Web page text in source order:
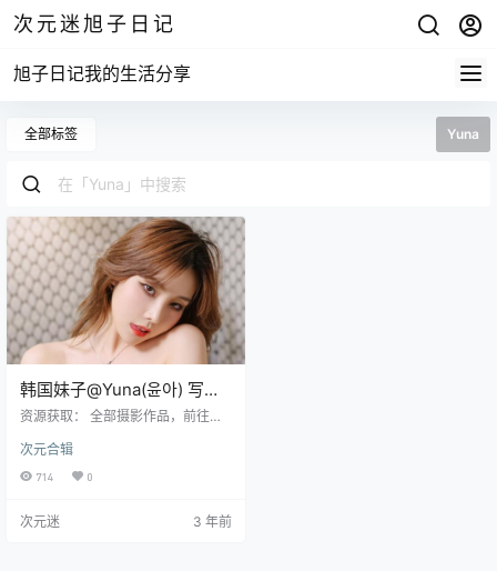
次元迷旭子日记
旭子日记我的生活分享
全部标签 Yuna
韩国妹子@Yuna(윤아) 写真
作品合集[15套]
资源获取： 全部摄影作品，前往获
目录 Yuna(윤아) 001 [SAINT Photo
life] Growing Up Vol.1 Yuna(윤아) 0
olife] Growing Up Vol.3 Yuna(윤아)
次元合辑
714 0
次元迷 3 年前